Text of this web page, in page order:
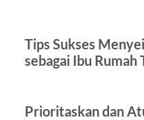
Tips Sukses
sebagai Ibu Rumah
Prioritaskan dan